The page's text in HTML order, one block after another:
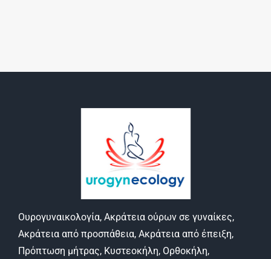
Ουρογυναικολογία, Ακράτεια ούρων σε γυναίκες,
Ακράτεια από προσπάθεια, Ακράτεια από έπειξη,
Πρόπτωση μήτρας, Κυστεοκήλη, Ορθοκήλη,